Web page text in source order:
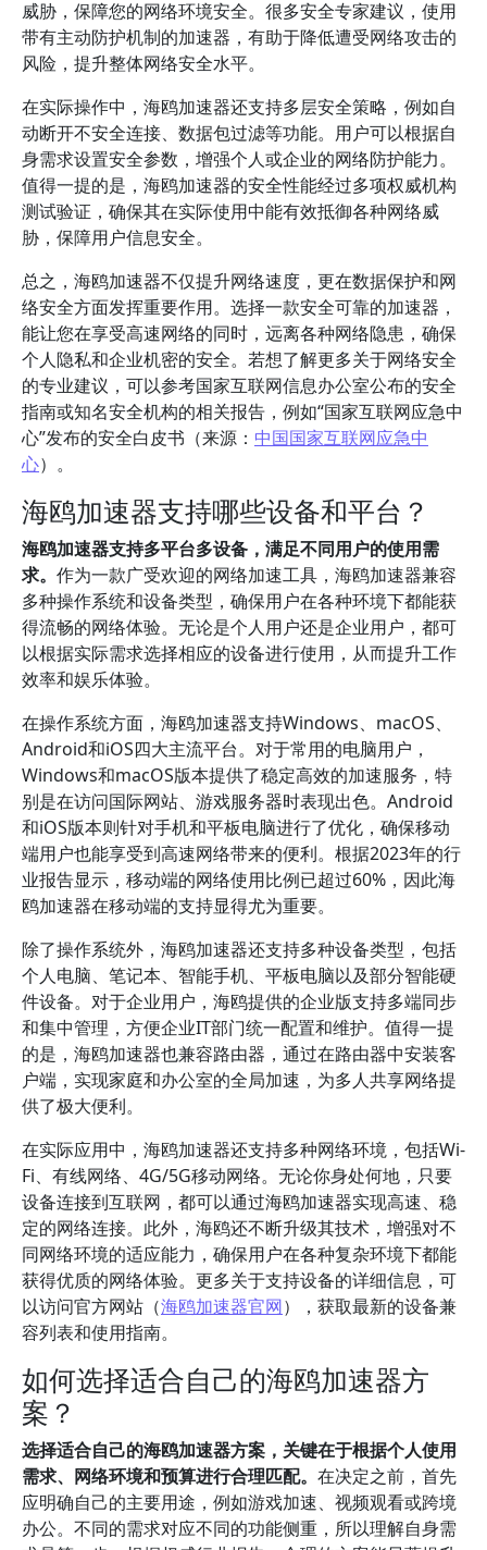
威胁，保障您的网络环境安全。很多安全专家建议，使用
带有主动防护机制的加速器，有助于降低遭受网络攻击的
风险，提升整体网络安全水平。
在实际操作中，海鸥加速器还支持多层安全策略，例如自
动断开不安全连接、数据包过滤等功能。用户可以根据自
身需求设置安全参数，增强个人或企业的网络防护能力。
值得一提的是，海鸥加速器的安全性能经过多项权威机构
测试验证，确保其在实际使用中能有效抵御各种网络威
胁，保障用户信息安全。
总之，海鸥加速器不仅提升网络速度，更在数据保护和网
络安全方面发挥重要作用。选择一款安全可靠的加速器，
能让您在享受高速网络的同时，远离各种网络隐患，确保
个人隐私和企业机密的安全。若想了解更多关于网络安全
的专业建议，可以参考国家互联网信息办公室公布的安全
指南或知名安全机构的相关报告，例如“国家互联网应急中
心”发布的安全白皮书（来源： 中国国家互联网应急中
心）。
海鸥加速器支持哪些设备和平台？
海鸥加速器支持多平台多设备，满足不同用户的使用需
求。 作为一款广受欢迎的网络加速工具，海鸥加速器兼容
多种操作系统和设备类型，确保用户在各种环境下都能获
得流畅的网络体验。无论是个人用户还是企业用户，都可
以根据实际需求选择相应的设备进行使用，从而提升工作
效率和娱乐体验。
在操作系统方面，海鸥加速器支持Windows、macOS、
Android和iOS四大主流平台。对于常用的电脑用户，
Windows和macOS版本提供了稳定高效的加速服务，特
别是在访问国际网站、游戏服务器时表现出色。Android
和iOS版本则针对手机和平板电脑进行了优化，确保移动
端用户也能享受到高速网络带来的便利。根据2023年的行
业报告显示，移动端的网络使用比例已超过60%，因此海
鸥加速器在移动端的支持显得尤为重要。
除了操作系统外，海鸥加速器还支持多种设备类型，包括
个人电脑、笔记本、智能手机、平板电脑以及部分智能硬
件设备。对于企业用户，海鸥提供的企业版支持多端同步
和集中管理，方便企业IT部门统一配置和维护。值得一提
的是，海鸥加速器也兼容路由器，通过在路由器中安装客
户端，实现家庭和办公室的全局加速，为多人共享网络提
供了极大便利。
在实际应用中，海鸥加速器还支持多种网络环境，包括Wi-
Fi、有线网络、4G/5G移动网络。无论你身处何地，只要
设备连接到互联网，都可以通过海鸥加速器实现高速、稳
定的网络连接。此外，海鸥还不断升级其技术，增强对不
同网络环境的适应能力，确保用户在各种复杂环境下都能
获得优质的网络体验。更多关于支持设备的详细信息，可
以访问官方网站（海鸥加速器官网），获取最新的设备兼
容列表和使用指南。
如何选择适合自己的海鸥加速器方
案？
选择适合自己的海鸥加速器方案，关键在于根据个人使用
需求、网络环境和预算进行合理匹配。 在决定之前，首先
应明确自己的主要用途，例如游戏加速、视频观看或跨境
办公。不同的需求对应不同的功能侧重，所以理解自身需